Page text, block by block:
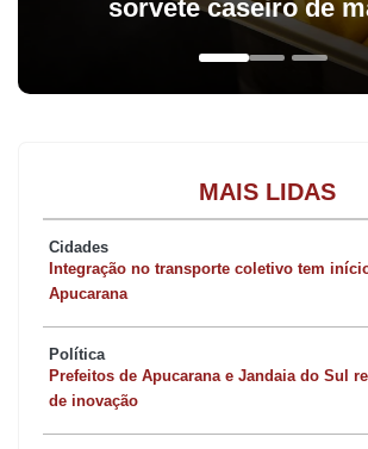
sorvete caseiro de
MAIS LIDAS
Cidades
Integração no transporte coletivo tem
Apucarana
Política
Prefeitos de Apucarana e Jandaia do Sul
de inovação